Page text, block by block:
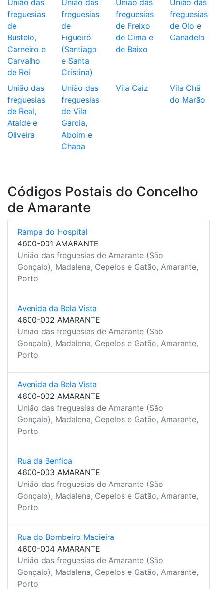
União das
freguesias
de
Bustelo,
Carneiro e
Carvalho
de Rei
União das
freguesias
de
Figueiró
(Santiago
e Santa
Cristina)
União das
freguesias
de Freixo
de Cima e
de Baixo
União das
freguesias
de Olo e
Canadelo
União das
freguesias
de Real,
Ataíde e
Oliveira
União das
freguesias
de Vila
Garcia,
Aboim e
Chapa
Vila Caiz
Vila Chã
do Marão
Códigos Postais do Concelho
de Amarante
Rampa do Hospital
4600-001 AMARANTE
União das freguesias de Amarante (São
Gonçalo), Madalena, Cepelos e Gatão, Amarante,
Porto
Avenida da Bela Vista
4600-002 AMARANTE
União das freguesias de Amarante (São
Gonçalo), Madalena, Cepelos e Gatão, Amarante,
Porto
Avenida da Bela Vista
4600-002 AMARANTE
União das freguesias de Amarante (São
Gonçalo), Madalena, Cepelos e Gatão, Amarante,
Porto
Rua da Benfica
4600-003 AMARANTE
União das freguesias de Amarante (São
Gonçalo), Madalena, Cepelos e Gatão, Amarante,
Porto
Rua do Bombeiro Macieira
4600-004 AMARANTE
União das freguesias de Amarante (São
Gonçalo), Madalena, Cepelos e Gatão, Amarante,
Porto